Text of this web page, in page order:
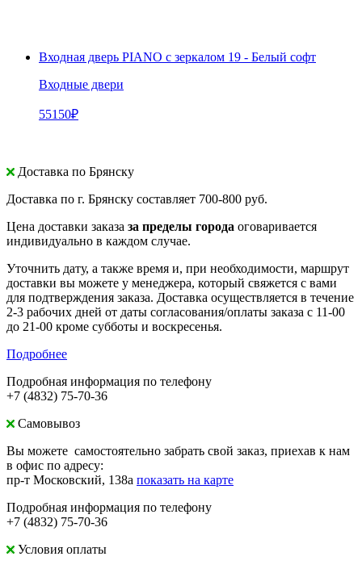
Входная дверь PIANO с зеркалом 19 - Белый софт
Входные двери
55150₽
Доставка по Брянску
Доставка по г. Брянску составляет 700-800 руб.
Цена доставки заказа за пределы города оговаривается
индивидуально в каждом случае.
Уточнить дату, а также время и, при необходимости, маршрут
доставки вы можете у менеджера, который свяжется с вами
для подтверждения заказа. Доставка осуществляется в течение
2-3 рабочих дней от даты согласования/оплаты заказа с 11-00
до 21-00 кроме субботы и воскресенья.
Подробнее
Подробная информация по телефону
+7 (4832) 75-70-36
Самовывоз
Вы можете самостоятельно забрать свой заказ, приехав к нам
в офис по адресу:
пр-т Московский, 138а показать на карте
Подробная информация по телефону
+7 (4832) 75-70-36
Условия оплаты